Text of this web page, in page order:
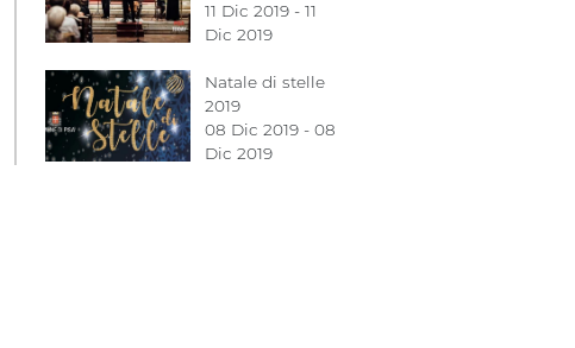
11 Dic 2019 - 11
Dic 2019
Natale di stelle
2019
08 Dic 2019 - 08
Dic 2019